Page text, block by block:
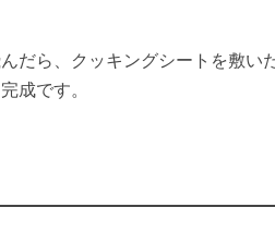
だら、クッキングシートを敷
成です。